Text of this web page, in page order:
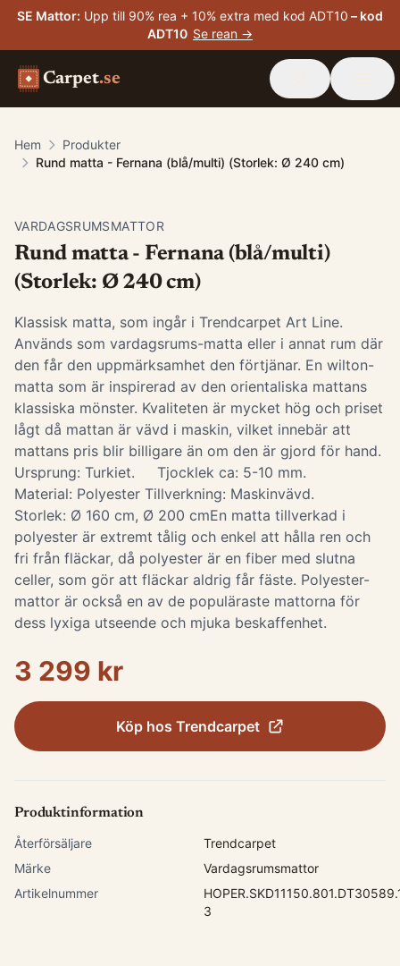
SE Mattor: Upp till 90% rea + 10% extra med kod ADT10 – kod
ADT10 Se rean →
Carpet.se
Hem
Produkter
Rund matta - Fernana (blå/multi) (Storlek: Ø 240 cm)
VARDAGSRUMSMATTOR
Rund matta - Fernana (blå/multi)
(Storlek: Ø 240 cm)
Klassisk matta, som ingår i Trendcarpet Art Line.
Används som vardagsrums-matta eller i annat rum där
den får den uppmärksamhet den förtjänar. En wilton-
matta som är inspirerad av den orientaliska mattans
klassiska mönster. Kvaliteten är mycket hög och priset
lågt då mattan är vävd i maskin, vilket innebär att
mattans pris blir billigare än om den är gjord för hand.
Ursprung: Turkiet. Tjocklek ca: 5-10 mm.
Material: Polyester Tillverkning: Maskinvävd.
Storlek: Ø 160 cm, Ø 200 cm ​ En matta tillverkad i
polyester är extremt tålig och enkel att hålla ren och
fri från fläckar, då polyester är en fiber med slutna
celler, som gör att fläckar aldrig får fäste. Polyester-
mattor är också en av de populäraste mattorna för
dess lyxiga utseende och mjuka beskaffenhet.
3 299 kr
Köp hos Trendcarpet
Produktinformation
Återförsäljare
Trendcarpet
Märke
Vardagsrumsmattor
Artikelnummer
3